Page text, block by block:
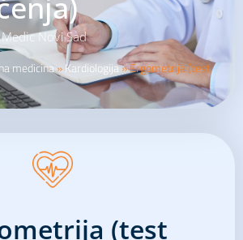
Novi Sad
medicina» Kardiologija»Ergometrija (test
(test